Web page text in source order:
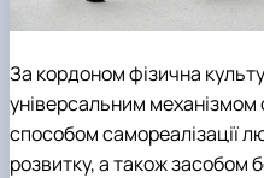
За кордоном фізична
універсальним
способом самореалізації
розвитку, а також засобом